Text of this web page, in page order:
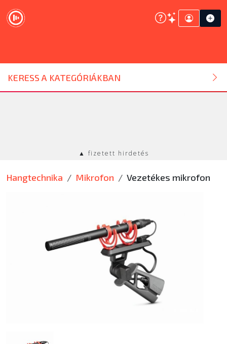
KERESS A KATEGÓRIÁKBAN
DJ ESZKÖZ
HANGTECHNIKA
EGYÉB
ÚJ TERMÉKEK
▲ fizetett hirdetés
Hangtechnika Mikrofon Vezetékes mikrofon